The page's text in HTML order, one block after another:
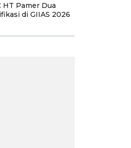
HT Pamer Dua
di GIIAS 2026